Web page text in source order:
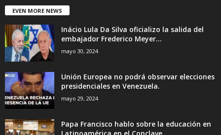
EVEN MORE NEWS
Inácio Lula Da Silva oficializo la salida del
embajador Frederico Meyer...
mayo 30, 2024
Unión Europea no podrá observar elecciones
presidenciales en Venezuela.
mayo 29, 2024
Papa Francisco hablo sobre la educación en
Latinoamérica en el Conclave....